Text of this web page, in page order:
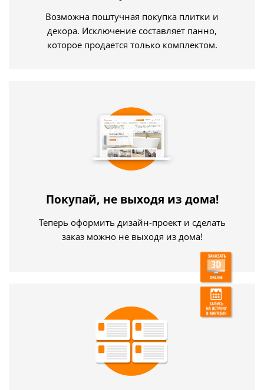
Возможна поштучная покупка плитки и
декора. Исключение составляет панно,
которое продается только комплектом.
Покупай, не выходя из дома!
Теперь оформить дизайн-проект и сделать
заказ можно не выходя из дома!